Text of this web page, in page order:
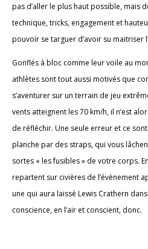
pas d’aller le plus haut possible, mais
technique, tricks, engagement et
pouvoir se targuer d’avoir su maitriser
Gonflés à bloc comme leur voile au
athlètes sont tout aussi motivés que
s’aventurer sur un terrain de jeu
vents atteignent les 70 km/h, il n’est
de réfléchir. Une seule erreur et ce
planche par des straps, qui vous
sortes « les fusibles » de votre corps.
repartent sur civières de l’évènement
une qui aura laissé Lewis Crathern
conscience, en l’air et conscient, donc.